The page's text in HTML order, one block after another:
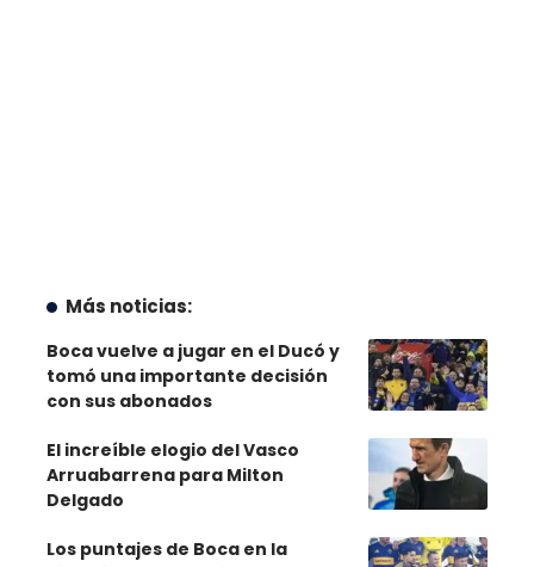
Más noticias:
Boca vuelve a jugar en el Ducó y
tomó una importante decisión
con sus abonados
El increíble elogio del Vasco
Arruabarrena para Milton
Delgado
Los puntajes de Boca en la